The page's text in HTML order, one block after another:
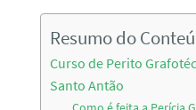
Resumo do
Curso de Perito
Santo Antão